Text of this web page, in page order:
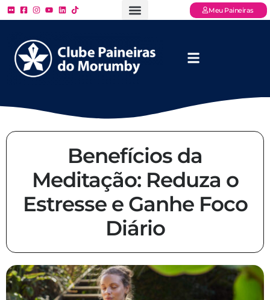
Meu Paineiras
Benefícios da
Meditação: Reduza o
Estresse e Ganhe Foco
Diário